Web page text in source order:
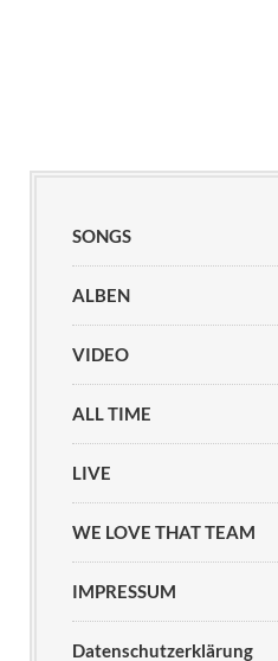
SONGS
ALBEN
VIDEO
ALL TIME
LIVE
WE LOVE THAT TEAM
IMPRESSUM
Datenschutzerklärung